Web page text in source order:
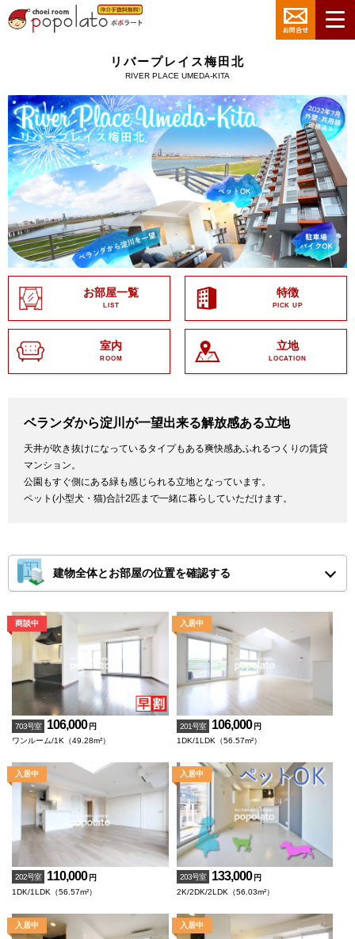
リバープレイス梅田北
RIVER PLACE UMEDA-KITA
お部屋一覧
LIST
特徴
PICK UP
室内
ROOM
立地
LOCATION
ベランダから淀川が一望出来る解放感ある立地
天井が吹き抜けになっているタイプもある爽快感あふれるつくりの賃貸
マンション。
公園もすぐ側にある緑も感じられる立地となっています。
ペット(小型犬・猫)合計2匹まで一緒に暮らしていただけます。
建物全体とお部屋の位置を確認する
703号室 106,000 円
ワンルーム/1K（49.28m²）
201号室 106,000 円
1DK/1LDK（56.57m²）
202号室 110,000 円
1DK/1LDK（56.57m²）
203号室 133,000 円
2K/2DK/2LDK（56.03m²）